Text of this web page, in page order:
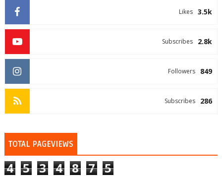
3.5k
Likes
2.8k
Subscribes
849
Followers
286
Subscribes
TOTAL PAGEVIEWS
4 5 3 4 8 7 5